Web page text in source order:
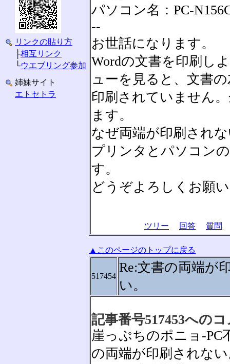
リンクの貼り方
├相互リンク
└ウエブリング参加
姉妹サイト
エトセトラ
パソコン名：PC-
--
お世話になります。
Wordの文書を印刷し
ューを見ると、文書
印刷されていません
ます。
なぜ両端が印刷され
プリンタとパソコン
す。
どうぞよろしくお願
ツリー 回答 質問
▲このページのトップに戻る
517454
Re:文書の両端が
い。
記事番号517453への
崖っぷちのポニョ-PC
の両端が印刷されな